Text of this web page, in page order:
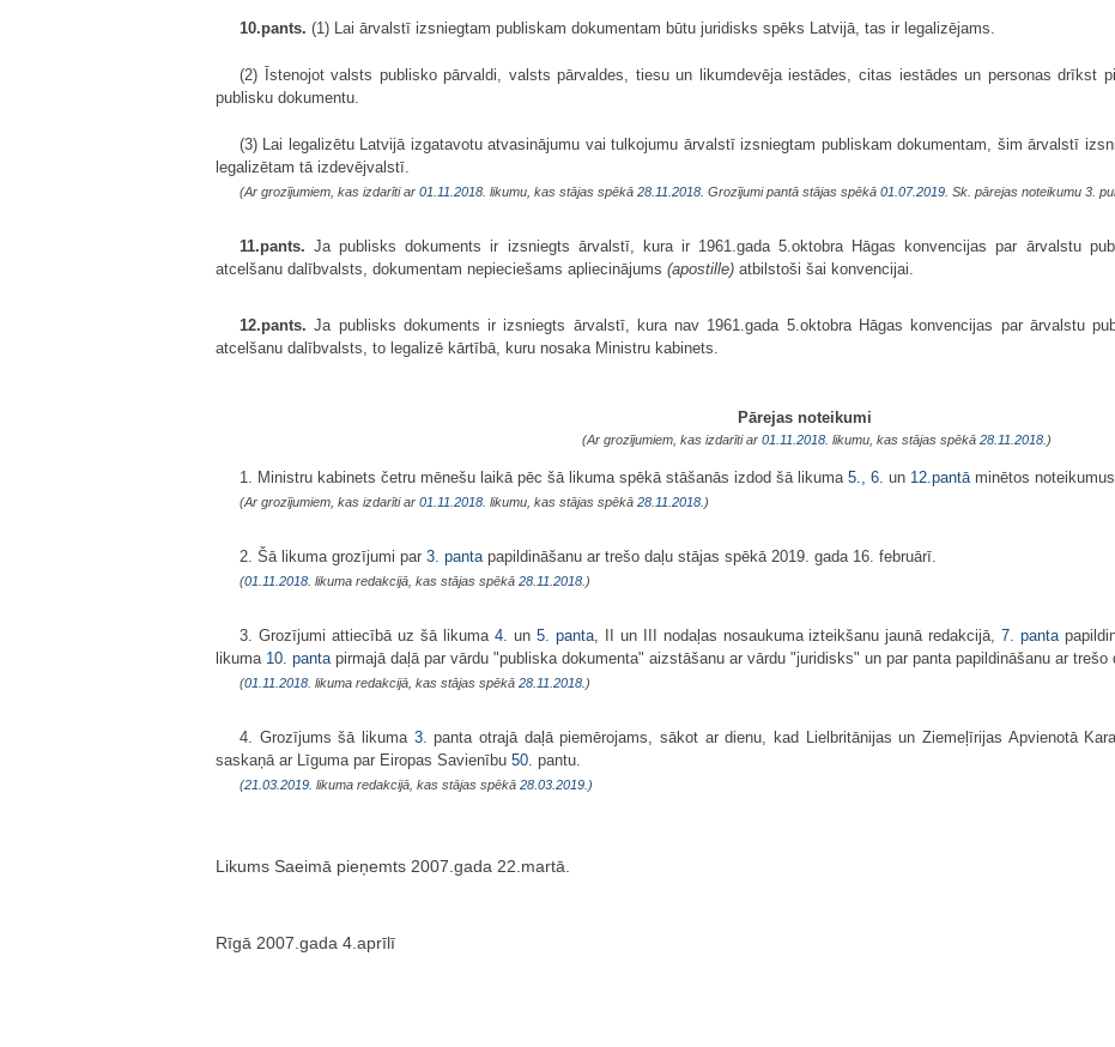
10.pants. (1) Lai ārvalstī izsniegtam publiskam dokumentam būtu juridisks spēks Latvijā, tas ir legalizējams.
(2) Īstenojot valsts publisko pārvaldi, valsts pārvaldes, tiesu un likumdevēja iestādes, citas iestādes un personas drīkst
publisku dokumentu.
(3) Lai legalizētu Latvijā izgatavotu atvasinājumu vai tulkojumu ārvalstī izsniegtam publiskam dokumentam, šim ārvalstī
legalizētam tā izdevējvalstī.
(Ar grozījumiem, kas izdarīti ar 01.11.2018 . likumu, kas stājas spēkā 28.11.2018. Grozījumi pantā stājas spēkā 01.07.2019. Sk. pārejas noteikumu 3.
11.pants. Ja publisks dokuments ir izsniegts ārvalstī, kura ir 1961.gada 5.oktobra Hāgas konvencijas par ārvalstu
atcelšanu dalībvalsts, dokumentam nepieciešams apliecinājums (apostille) atbilstoši šai konvencijai.
12.pants. Ja publisks dokuments ir izsniegts ārvalstī, kura nav 1961.gada 5.oktobra Hāgas konvencijas par ārvalstu
atcelšanu dalībvalsts, to legalizē kārtībā, kuru nosaka Ministru kabinets.
Pārejas noteikumi
(Ar grozījumiem, kas izdarīti ar 01.11.2018 . likumu, kas stājas spēkā 28.11.2018. )
1. Ministru kabinets četru mēnešu laikā pēc šā likuma spēkā stāšanās izdod šā likuma 5. 6. un 12.pantā minētos noteikumus.
(Ar grozījumiem, kas izdarīti ar 01.11.2018 . likumu, kas stājas spēkā 28.11.2018. )
2. Šā likuma grozījumi par 3. panta papildināšanu ar trešo daļu stājas spēkā 2019. gada 16. februārī.
(01.11.2018 . likuma redakcijā, kas stājas spēkā 28.11.2018. )
3. Grozījumi attiecībā uz šā likuma 4. un 5. panta, II un III nodaļas nosaukuma izteikšanu jaunā redakcijā,7. panta
likuma 10. panta pirmajā daļā par vārdu "publiska dokumenta" aizstāšanu ar vārdu "juridisks" un par panta papildināšanu ar trešo
(01.11.2018 . likuma redakcijā, kas stājas spēkā 28.11.2018. )
4. Grozījums šā likuma 3. panta otrajā daļā piemērojams, sākot ar dienu, kad Lielbritānijas un Ziemeļīrijas Apvienotā
saskaņā ar Līguma par Eiropas Savienību 50. pantu.
(21.03.2019 . likuma redakcijā, kas stājas spēkā 28.03.2019. )
Likums Saeimā pieņemts 2007.gada 22.martā.
Rīgā 2007.gada 4.aprīlī